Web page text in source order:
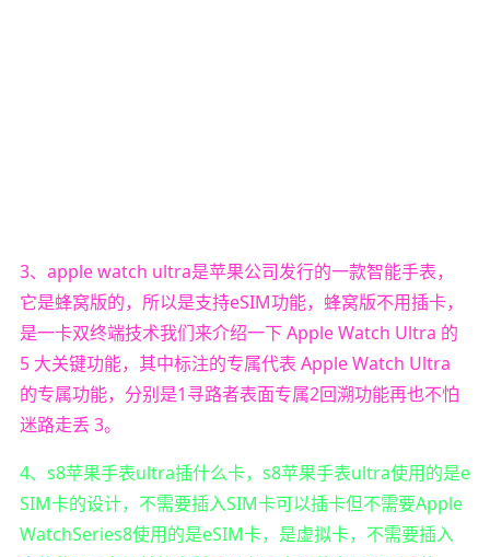
3、apple watch ultra是苹果公司发行的一款智能手表，
它是蜂窝版的，所以是支持eSIM功能，蜂窝版不用插卡，
是一卡双终端技术我们来介绍一下 Apple Watch Ultra 的
5 大关键功能，其中标注的专属代表 Apple Watch Ultra
的专属功能，分别是1寻路者表面专属2回溯功能再也不怕
迷路走丢 3。
4、s8苹果手表ultra插什么卡，s8苹果手表ultra使用的是e
SIM卡的设计，不需要插入SIM卡可以插卡但不需要Apple
WatchSeries8使用的是eSIM卡，是虚拟卡，不需要插入